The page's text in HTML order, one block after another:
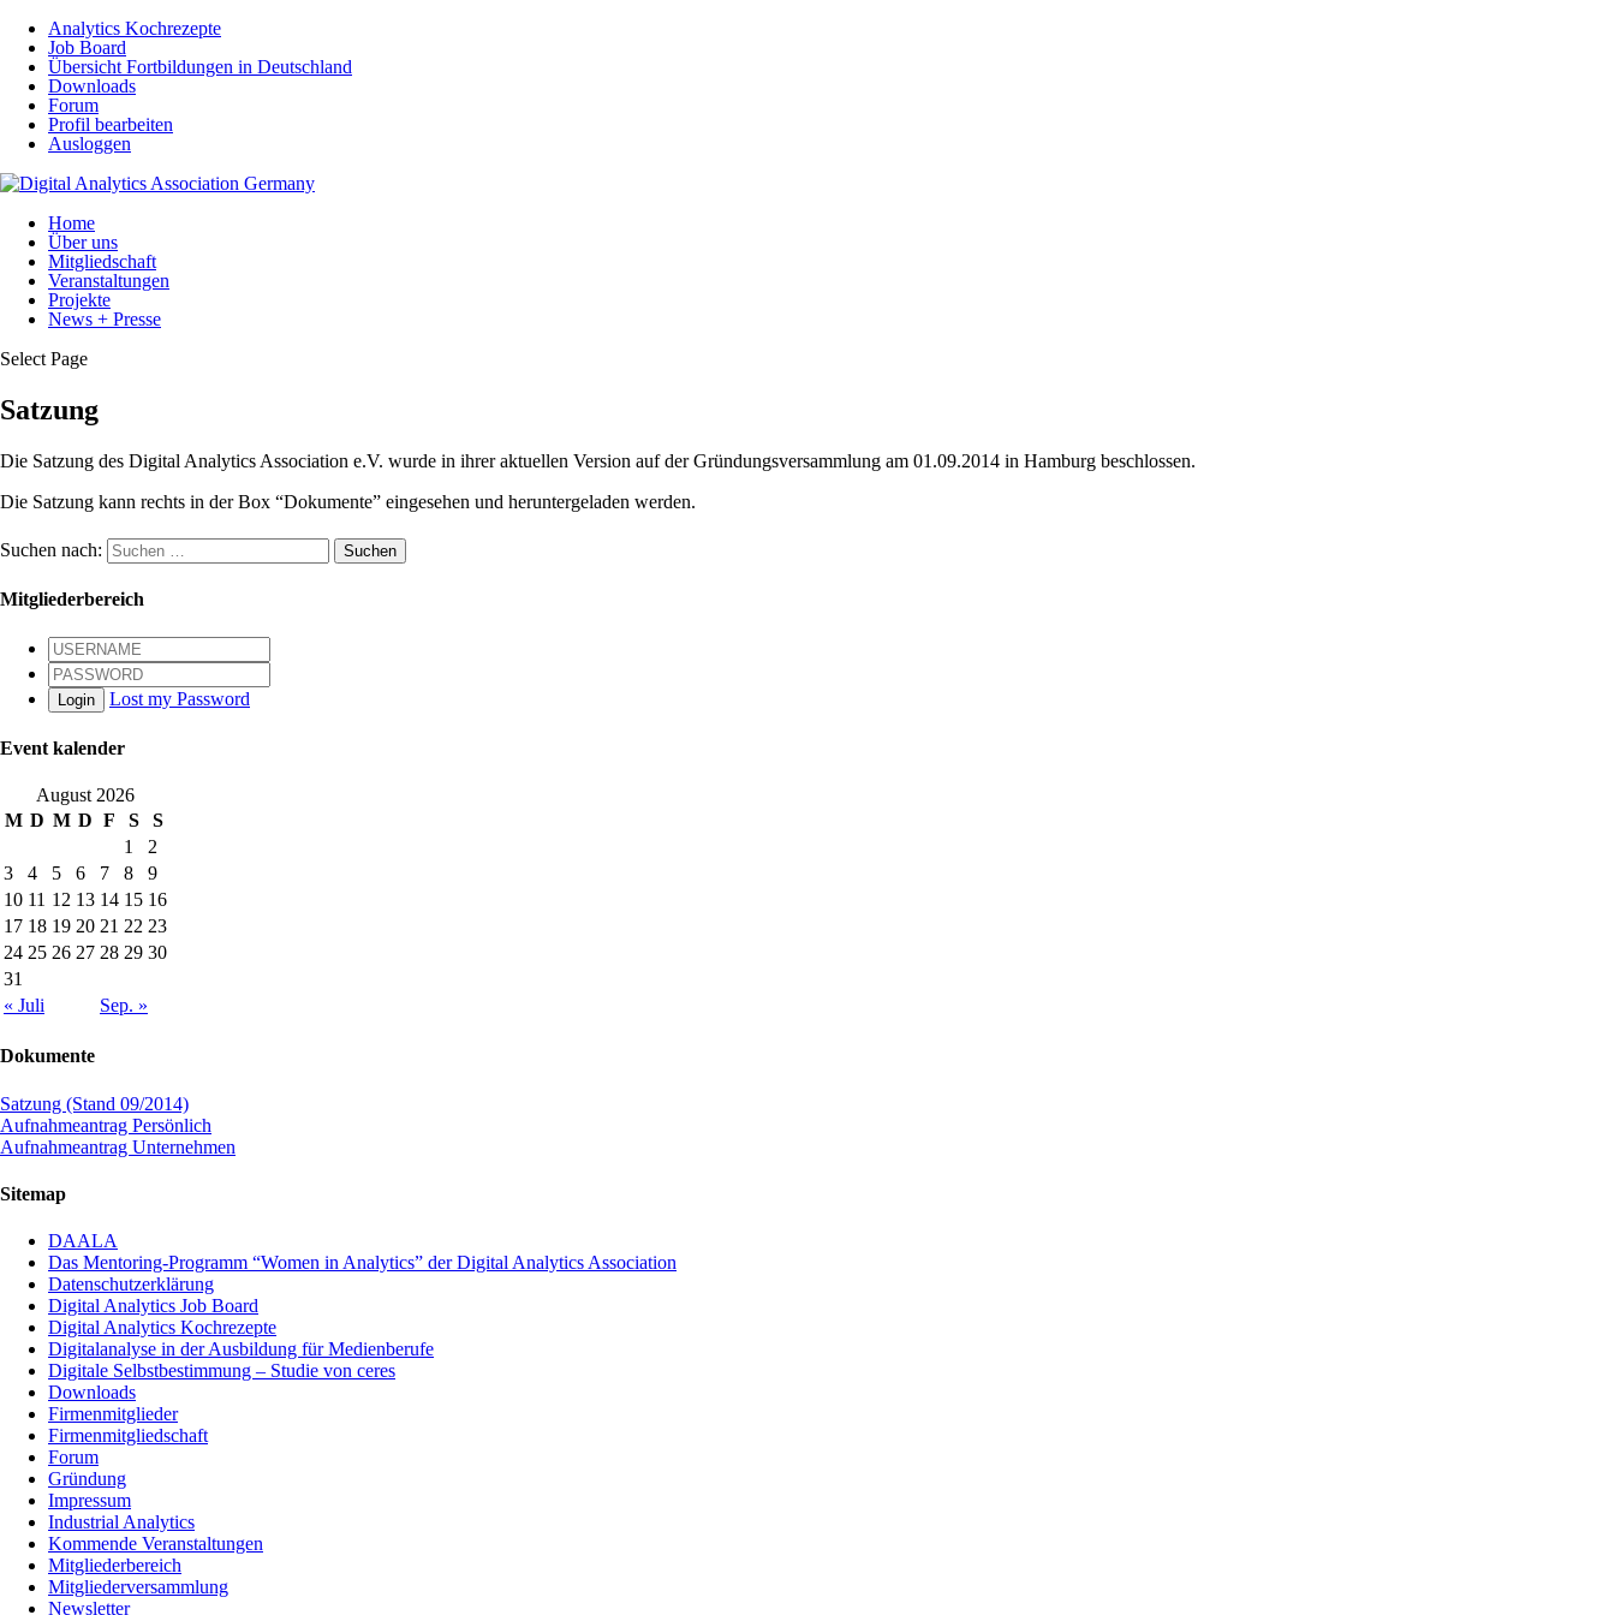
Analytics Kochrezepte
Job Board
Übersicht Fortbildungen in Deutschland
Downloads
Forum
Profil bearbeiten
Ausloggen
Home
Über uns
Mitgliedschaft
Veranstaltungen
Projekte
News + Presse
Select Page
Satzung
Die Satzung des Digital Analytics Association e.V. wurde in ihrer aktuellen Version auf der Gründungsversammlung am 01.09.2014 in Hamburg beschlossen.
Die Satzung kann rechts in der Box “Dokumente” eingesehen und heruntergeladen werden.
Suchen nach:
Mitgliederbereich
Login Lost my Password
Event kalender
August 2026
M D M D F S
S
1
2
3
4 5 6 7 8
9
10 11 12 13 14 15 16
17 18 19 20 21 22 23
24 25 26 27 28 29 30
31
« Juli
Sep. »
Dokumente
Satzung (Stand 09/2014)
Aufnahmeantrag Persönlich
Aufnahmeantrag Unternehmen
Sitemap
DAALA
Das Mentoring-Programm “Women in Analytics” der Digital Analytics Association
Datenschutzerklärung
Digital Analytics Job Board
Digital Analytics Kochrezepte
Digitalanalyse in der Ausbildung für Medienberufe
Digitale Selbstbestimmung – Studie von ceres
Downloads
Firmenmitglieder
Firmenmitgliedschaft
Forum
Gründung
Impressum
Industrial Analytics
Kommende Veranstaltungen
Mitgliederbereich
Mitgliederversammlung
Newsletter